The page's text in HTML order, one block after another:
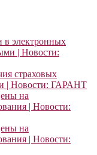
в электронных
| Новости:
страховых
| Новости: ГАРАНТ
на
| Новости:
на
| Новости: